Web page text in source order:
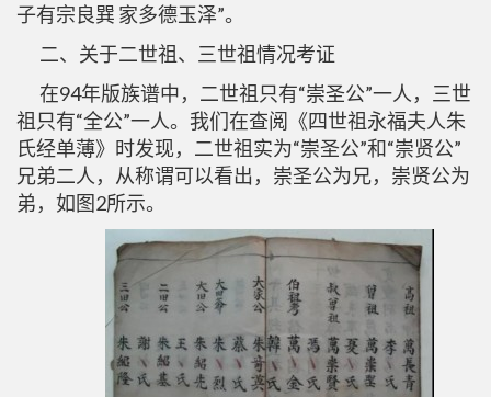
子有宗良巽 家多德玉泽”。
二、关于二世祖、三世祖情况考证
在94年版族谱中，二世祖只有“崇圣公”一人，三世
祖只有“全公”一人。我们在查阅《四世祖永福夫人朱
氏经单薄》时发现，二世祖实为“崇圣公”和“崇贤公”
兄弟二人，从称谓可以看出，崇圣公为兄，崇贤公为
弟，如图2所示。